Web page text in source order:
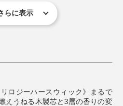
たロウが吹き飛ばないようにご注意くだ
、必ず完全に火が消えたことを確認して
時に、ほんのり漂う懐かしく
まるのを防ぐ木製蓋つきで、使
や玄関に飾りたくなるデザイン
にも最適。炎が大好きなあの
20〜28℃前後の環境下におけ
温・風など使用状況により変動
恐れがありますのでご注意く
らに表示
ロジーハースウィック》まるで
えうねる木製芯と3層の香りの変